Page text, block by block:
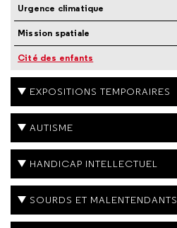
Urgence climatique
Mission spatiale
Cité des enfants
EXPOSITIONS TEMPORAIRES
AUTISME
HANDICAP INTELLECTUEL
SOURDS ET MALENTENDANTS